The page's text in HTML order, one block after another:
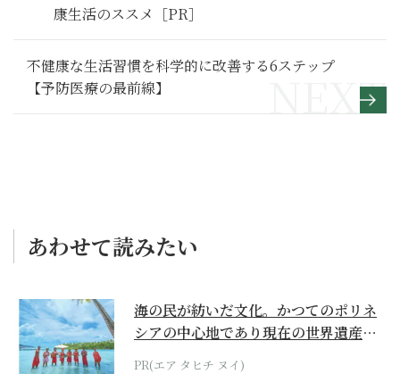
康生活のススメ［PR］
不健康な生活習慣を科学的に改善する6ステップ
【予防医療の最前線】
あわせて読みたい
海の民が紡いだ文化。かつてのポリネ
シアの中心地であり現在の世界遺産か
らみえてくる...
PR(エア タヒチ ヌイ)